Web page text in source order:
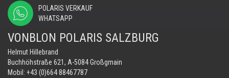
POLARIS VERKAUF
WHATSAPP
VONBLON POLARIS SALZBURG
Helmut Hillebrand
Buchhöhstraße 621, A-5084 Großgmain
Mobil: +43 (0)664 88467787